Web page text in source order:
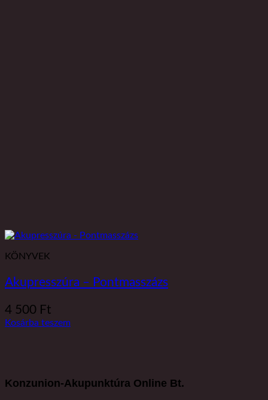
KÖNYVEK
Akupresszúra – Pontmasszázs
4 500 Ft
Kosárba teszem
Konzunion-Akupunktúra Online Bt.